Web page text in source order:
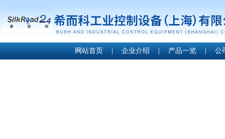
网站首页 | 企业介绍 | 产品一览 | 公